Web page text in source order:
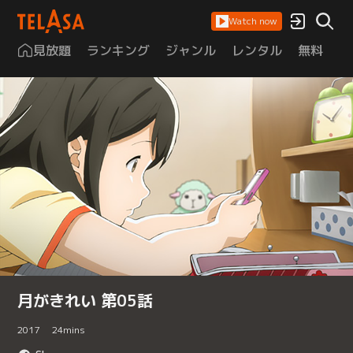
Watch now
見放題 ランキング ジャンル レンタル 無料
月がきれい 第05話
2017 24mins